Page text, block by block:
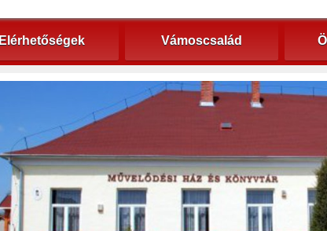
Elérhetőségek Vámoscsalád